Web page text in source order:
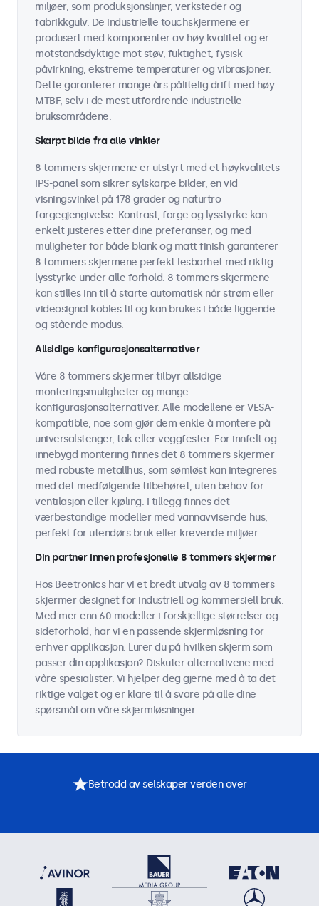
miljøer, som produksjonslinjer, verksteder og
fabrikkgulv. De industrielle touchskjermene er
produsert med komponenter av høy kvalitet og er
motstandsdyktige mot støv, fuktighet, fysisk
påvirkning, ekstreme temperaturer og vibrasjoner.
Dette garanterer mange års pålitelig drift med høy
MTBF, selv i de mest utfordrende industrielle
bruksområdene.
Skarpt bilde fra alle vinkler
8 tommers skjermene er utstyrt med et høykvalitets
IPS-panel som sikrer sylskarpe bilder, en vid
visningsvinkel på 178 grader og naturtro
fargegjengivelse. Kontrast, farge og lysstyrke kan
enkelt justeres etter dine preferanser, og med
muligheter for både blank og matt finish garanterer
8 tommers skjermene perfekt lesbarhet med riktig
lysstyrke under alle forhold. 8 tommers skjermene
kan stilles inn til å starte automatisk når strøm eller
videosignal kobles til og kan brukes i både liggende
og stående modus.
Allsidige konfigurasjonsalternativer
Våre 8 tommers skjermer tilbyr allsidige
monteringsmuligheter og mange
konfigurasjonsalternativer. Alle modellene er VESA-
kompatible, noe som gjør dem enkle å montere på
universalstenger, tak eller veggfester. For innfelt og
innebygd montering finnes det 8 tommers skjermer
med robuste metallhus, som sømløst kan integreres
med det medfølgende tilbehøret, uten behov for
ventilasjon eller kjøling. I tillegg finnes det
værbestandige modeller med vannavvisende hus,
perfekt for utendørs bruk eller krevende miljøer.
Din partner innen profesjonelle 8 tommers skjermer
Hos Beetronics har vi et bredt utvalg av 8 tommers
skjermer designet for industriell og kommersiell bruk.
Med mer enn 60 modeller i forskjellige størrelser og
sideforhold, har vi en passende skjermløsning for
enhver applikasjon. Lurer du på hvilken skjerm som
passer din applikasjon? Diskuter alternativene med
våre spesialister. Vi hjelper deg gjerne med å ta det
riktige valget og er klare til å svare på alle dine
spørsmål om våre skjermløsninger.
Betrodd av selskaper verden over